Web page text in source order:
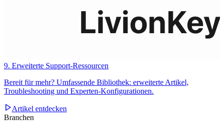
9. Erweiterte Support-Ressourcen
Bereit für mehr? Umfassende Bibliothek: erweiterte Artikel,
Troubleshooting und Experten‑Konfigurationen.
Artikel entdecken
Branchen